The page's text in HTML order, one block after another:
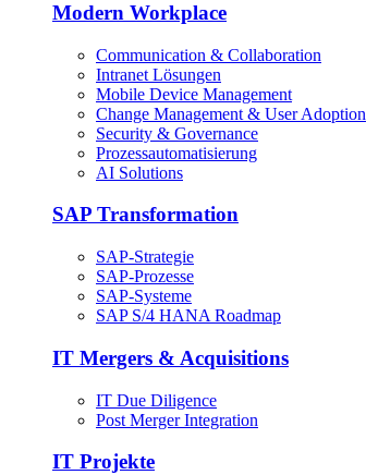
Modern Workplace
Communication & Collaboration
Intranet Lösungen
Mobile Device Management
Change Management & User Adoption
Security & Governance
Prozessautomatisierung
AI Solutions
SAP Transformation
SAP-Strategie
SAP-Prozesse
SAP-Systeme
SAP S/4 HANA Roadmap
IT Mergers & Acquisitions
IT Due Diligence
Post Merger Integration
IT Projekte